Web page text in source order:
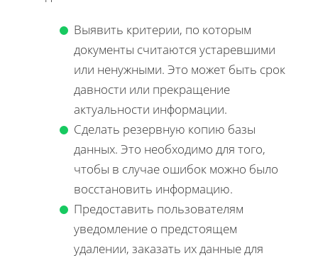
Выявить критерии, по которым
документы считаются устаревшими
или ненужными. Это может быть срок
давности или прекращение
актуальности информации.
Сделать резервную копию базы
данных. Это необходимо для того,
чтобы в случае ошибок можно было
восстановить информацию.
Предоставить пользователям
уведомление о предстоящем
удалении, заказать их данные для